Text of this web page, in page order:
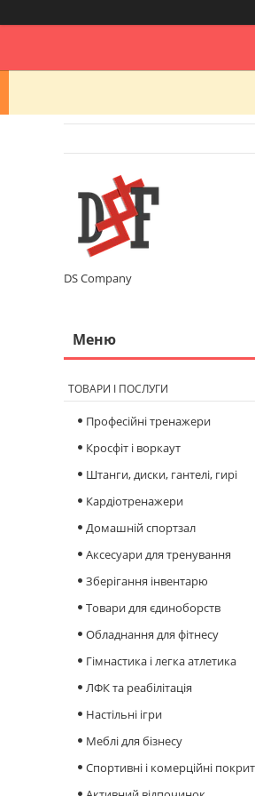
DS Company
ТОВАРИ І ПОСЛУГИ
Професійні тренажери
Кросфіт і воркаут
Штанги, диски, гантелі, гирі
Кардіотренажери
Домашній спортзал
Аксесуари для тренування
Зберігання інвентарю
Товари для єдиноборств
Обладнання для фітнесу
Гімнастика і легка атлетика
ЛФК та реабілітація
Настільні ігри
Меблі для бізнесу
Спортивні і комерційні